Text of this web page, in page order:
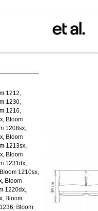
1212,
1230,
1216,
Bloom
1208sx,
Bloom
1213sx,
Bloom
1231dx,
1210sx,
Bloom
1220dx,
Bloom
Bloom